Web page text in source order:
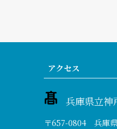
アクセス
兵庫県立神
〒657-0804 兵庫